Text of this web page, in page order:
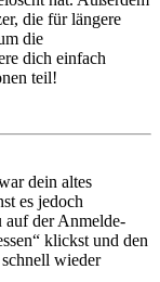
die für längere
die
dich einfach
teil!
dein altes
es jedoch
auf der Anmelde-
klickst und den
wieder